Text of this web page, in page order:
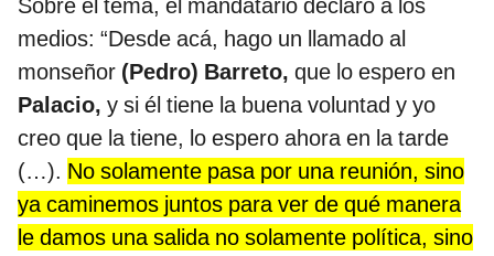
Sobre el tema, el mandatario declaró a los
medios: “Desde acá, hago un llamado al
monseñor (Pedro) Barreto, que lo espero en
Palacio, y si él tiene la buena voluntad y yo
creo que la tiene, lo espero ahora en la tarde
(…). No solamente pasa por una reunión, sino
ya caminemos juntos para ver de qué manera
le damos una salida no solamente política, sino